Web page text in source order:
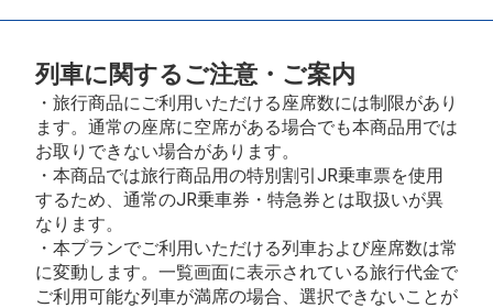
列車に関するご注意・ご案内
・旅行商品にご利用いただける座席数には制限があり
ます。通常の座席に空席がある場合でも本商品用では
お取りできない場合があります。
・本商品では旅行商品用の特別割引JR乗車票を使用
するため、通常のJR乗車券・特急券とは取扱いが異
なります。
・本プランでご利用いただける列車および座席数は常
に変動します。一覧画面に表示されている旅行代金で
ご利用可能な列車が満席の場合、選択できないことが